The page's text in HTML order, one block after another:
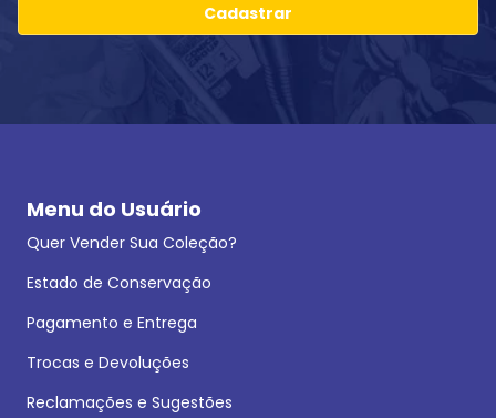
Cadastrar
Menu do Usuário
Quer Vender Sua Coleção?
Estado de Conservação
Pagamento e Entrega
Trocas e Devoluções
Reclamações e Sugestões